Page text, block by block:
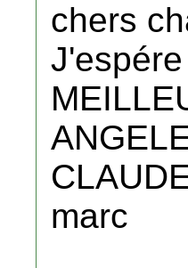
chers
marc